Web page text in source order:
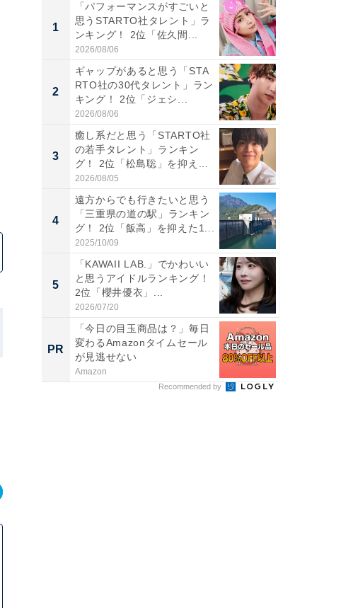
1
「パフォーマンスがすごいと
思うSTARTO社タレント」ラ
ンキング！ 2位「佐久間...
2026/08/06
2
ギャップがあると思う「STA
RTO社の30代タレント」ラン
キング！ 2位「ジェシ...
2026/08/06
3
癒し系だと思う「STARTO社
の若手タレント」ランキン
グ！ 2位「松島聡」を抑え...
2026/08/05
4
遠方からでも行きたいと思う
「三重県の道の駅」ランキン
グ！ 2位「飯高」を抑えた1...
2025/10/09
5
「KAWAII LAB.」でかわいい
と思うアイドルランキング！
2位「櫻井優衣」...
2026/07/20
PR
「今日の目玉商品は？」毎日
変わるAmazonタイムセール
が見逃せない
Amazon
Recommended by